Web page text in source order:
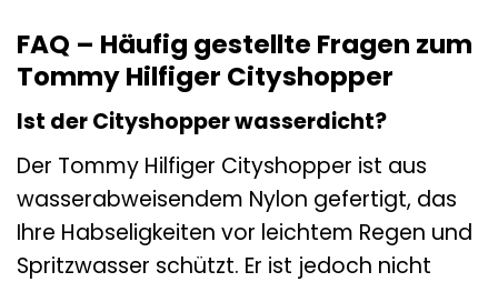
FAQ – Häufig gestellte Fragen zum
Tommy Hilfiger Cityshopper
Ist der Cityshopper wasserdicht?
Der Tommy Hilfiger Cityshopper ist aus
wasserabweisendem Nylon gefertigt, das
Ihre Habseligkeiten vor leichtem Regen und
Spritzwasser schützt. Er ist jedoch nicht